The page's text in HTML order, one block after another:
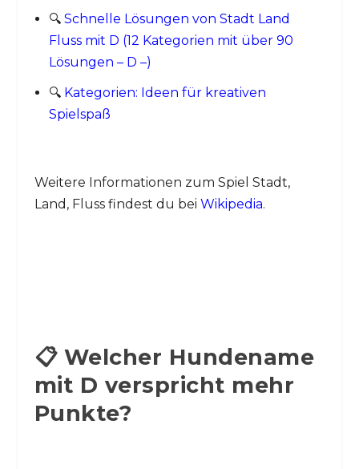
🔍 Schnelle Lösungen von Stadt Land
Fluss mit D (12 Kategorien mit über 90
Lösungen – D –)
🔍 Kategorien: Ideen für kreativen
Spielspaß
Weitere Informationen zum Spiel Stadt,
Land, Fluss findest du bei Wikipedia.
📋 Welcher Hundename
mit D verspricht mehr
Punkte?